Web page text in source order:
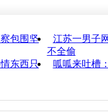
包围坚
江苏一男子
不全偷
东西只
呱呱来吐槽